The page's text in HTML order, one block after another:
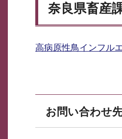
奈良県畜産
高病原性鳥インフル
お問い合わせ